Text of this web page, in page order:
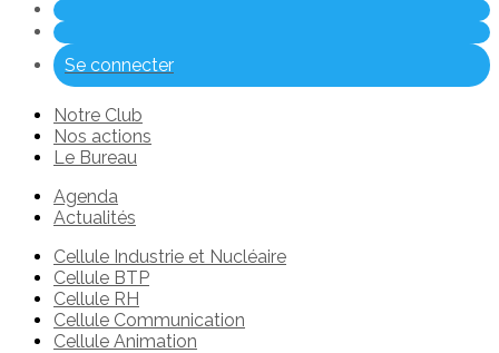
Se connecter
Notre Club
Nos actions
Le Bureau
Agenda
Actualités
Cellule Industrie et Nucléaire
Cellule BTP
Cellule RH
Cellule Communication
Cellule Animation